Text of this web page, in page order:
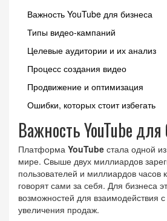
Важность YouTube для бизнеса
Типы видео-кампаний
Целевые аудитории и их анализ
Процесс создания видео
Продвижение и оптимизация
Ошибки, которых стоит избегать
Важность YouTube для
Платформа YouTube стала одной
мире. Свыше двух миллиардов
пользователей и миллиардов часов
говорят сами за себя. Для бизнеса
возможностей для взаимодействия
увеличения продаж.